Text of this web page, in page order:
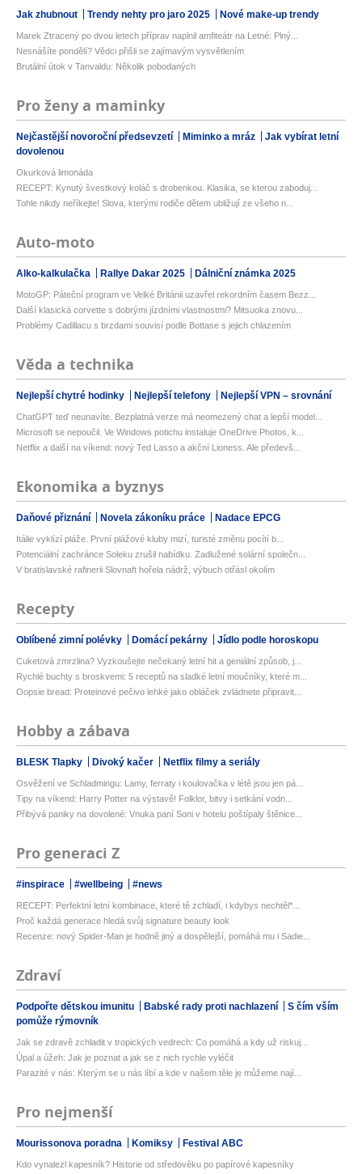
Jak zhubnout Trendy nehty pro jaro 2025 Nové make-up trendy
Marek Ztracený po dvou letech příprav naplnil amfiteátr na Letné: Plný...
Nesnášíte pondělí? Vědci přišli se zajímavým vysvětlením
Brutální útok v Tanvaldu: Několik pobodaných
Pro ženy a maminky
Nejčastější novoroční předsevzetí Miminko a mráz
Jak vybírat letní
dovolenou
Okurková limonáda
RECEPT: Kynutý švestkový koláč s drobenkou. Klasika, se kterou zaboduj...
Tohle nikdy neříkejte! Slova, kterými rodiče dětem ubližují ze všeho n...
Auto-moto
Alko-kalkulačka Rallye Dakar 2025 Dálniční známka 2025
MotoGP: Páteční program ve Velké Británii uzavřel rekordním časem Bezz...
Další klasická corvette s dobrými jízdními vlastnostmi? Mitsuoka znovu...
Problémy Cadillacu s brzdami souvisí podle Bottase s jejich chlazením
Věda a technika
Nejlepší chytré hodinky Nejlepší telefony Nejlepší VPN – srovnání
ChatGPT teď neunavíte. Bezplatná verze má neomezený chat a lepší model...
Microsoft se nepoučil. Ve Windows potichu instaluje OneDrive Photos, k...
Netflix a další na víkend: nový Ted Lasso a akční Lioness. Ale předevš...
Ekonomika a byznys
Daňové přiznání Novela zákoníku práce Nadace EPCG
Itálie vyklízí pláže. První plážové kluby mizí, turisté změnu pocítí b...
Potenciální zachránce Soleku zrušil nabídku. Zadlužené solární společn...
V bratislavské rafinerii Slovnaft hořela nádrž, výbuch otřásl okolím
Recepty
Oblíbené zimní polévky Domácí pekárny Jídlo podle horoskopu
Cuketová zmrzlina? Vyzkoušejte nečekaný letní hit a geniální způsob, j...
Rychlé buchty s broskvemi: 5 receptů na sladké letní moučníky, které m...
Oopsie bread: Proteinové pečivo lehké jako obláček zvládnete připravit...
Hobby a zábava
BLESK Tlapky Divoký kačer Netflix filmy a seriály
Osvěžení ve Schladmingu: Lamy, ferraty i koulovačka v létě jsou jen pá...
Tipy na víkend: Harry Potter na výstavě! Folklor, bitvy i setkání vodn...
Přibývá paniky na dovolené: Vnuka paní Soni v hotelu poštípaly štěnice...
Pro generaci Z
#inspirace #wellbeing #news
RECEPT: Perfektní letní kombinace, které tě zchladí, i kdybys nechtěl*...
Proč každá generace hledá svůj signature beauty look
Recenze: nový Spider-Man je hodně jiný a dospělejší, pomáhá mu i Sadie...
Zdraví
Podpořte dětskou imunitu Babské rady proti nachlazení
S čím vším
pomůže rýmovník
Jak se zdravě zchladit v tropických vedrech: Co pomáhá a kdy už riskuj...
Úpal a úžeh: Jak je poznat a jak se z nich rychle vyléčit
Parazité v nás: Kterým se u nás líbí a kde v našem těle je můžeme nají...
Pro nejmenší
Mourissonova poradna Komiksy Festival ABC
Kdo vynalezl kapesník? Historie od středověku po papírové kapesníky